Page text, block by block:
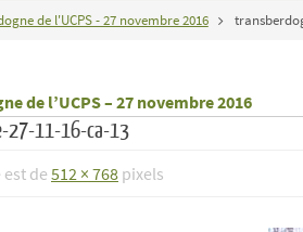
de l'UCPS - 27 novembre 2016
de l’UCPS – 27 novembre 2016
27-11-16-ca-13
de512 × 768 pixels